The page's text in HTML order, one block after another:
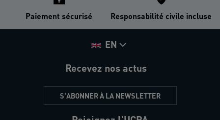
Paiement sécurisé Responsabilité civile incluse
EN
Recevez nos actus
S'ABONNER À LA NEWSLETTER